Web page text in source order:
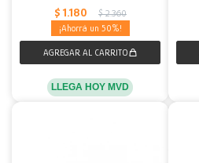
$ 1.180 $ 2.360
50
LLEGA HOY MVD